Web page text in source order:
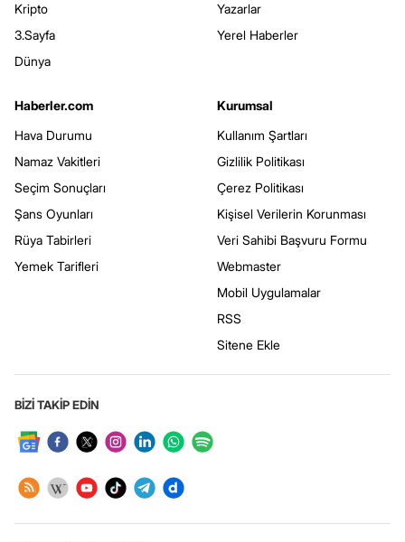
Kripto
3.Sayfa
Dünya
Yazarlar
Yerel Haberler
Haberler.com
Hava Durumu
Namaz Vakitleri
Seçim Sonuçları
Şans Oyunları
Rüya Tabirleri
Yemek Tarifleri
Kurumsal
Kullanım Şartları
Gizlilik Politikası
Çerez Politikası
Kişisel Verilerin Korunması
Veri Sahibi Başvuru Formu
Webmaster
Mobil Uygulamalar
RSS
Sitene Ekle
BİZİ TAKİP EDİN